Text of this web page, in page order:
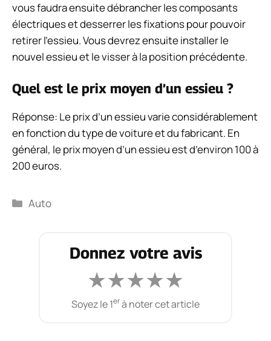
vous faudra ensuite débrancher les composants
électriques et desserrer les fixations pour pouvoir
retirer l’essieu. Vous devrez ensuite installer le
nouvel essieu et le visser à la position précédente.
Quel est le prix moyen d’un essieu ?
Réponse: Le prix d’un essieu varie considérablement
en fonction du type de voiture et du fabricant. En
général, le prix moyen d’un essieu est d’environ 100 à
200 euros.
Catégories
Auto
Donnez votre avis
★★★★★
Soyez le 1erà noter cet article